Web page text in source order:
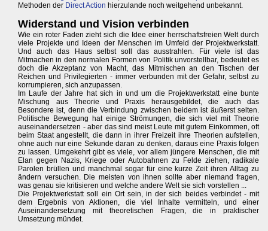
Methoden der Direct Action hierzulande noch weitgehend unbekannt.
Widerstand und Vision verbinden
Wie ein roter Faden zieht sich die Idee einer herrschaftsfreien Welt durch
viele Projekte und Ideen der Menschen im Umfeld der Projektwerkstatt.
Und auch das Haus selbst soll das ausstrahlen. Für viele ist das
Mitmachen in den normalen Formen von Politik unvorstellbar, bedeutet es
doch die Akzeptanz von Macht, das Mitmischen an den Tischen der
Reichen und Privilegierten - immer verbunden mit der Gefahr, selbst zu
korrumpieren, sich anzupassen.
Im Laufe der Jahre hat sich in und um die Projektwerkstatt eine bunte
Mischung aus Theorie und Praxis herausgebildet, die auch das
Besondere ist, denn die Verbindung zwischen beidem ist äußerst selten.
Politische Bewegung hat einige Strömungen, die sich viel mit Theorie
auseinandersetzen - aber das sind meist Leute mit gutem Einkommen, oft
beim Staat angestellt, die dann in ihrer Freizeit ihre Theorien aufstellen,
ohne auch nur eine Sekunde daran zu denken, daraus eine Praxis folgen
zu lassen. Umgekehrt gibt es viele, vor allem jüngere Menschen, die mit
Elan gegen Nazis, Kriege oder Autobahnen zu Felde ziehen, radikale
Parolen brüllen und manchmal sogar für eine kurze Zeit ihren Alltag zu
ändern versuchen. Die meisten von ihnen sollte aber niemand fragen,
was genau sie kritisieren und welche andere Welt sie sich vorstellen ...
Die Projektwerkstatt soll ein Ort sein, in der sich beides verbindet - mit
dem Ergebnis von Aktionen, die viel Inhalte vermitteln, und einer
Auseinandersetzung mit theoretischen Fragen, die in praktischer
Umsetzung mündet.